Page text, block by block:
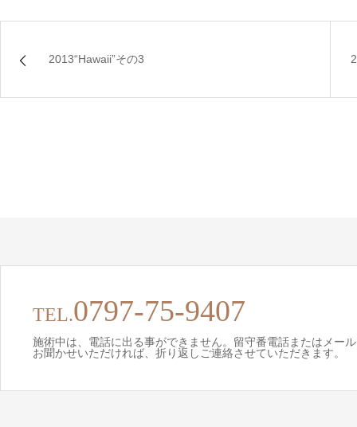
2013“Hawaii”その3
TEL.0797-75-9407
施術中は、電話に出る事ができません。留守番電話またはメー
お聞かせいただければ、折り返しご連絡させていただきます。